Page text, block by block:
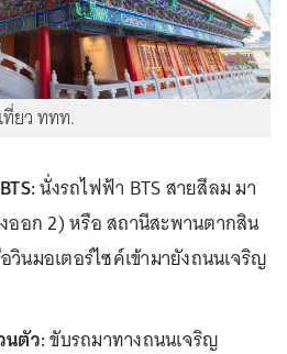
ยว ททท.
นั่งรถไฟฟ้า BTS สายสีลม มา
อก 2) หรือ สถานีสะพานตากสิน
นมอเตอร์ไซค์เข้ามายังถนนเจริญ
นตัว:ขับรถมาทางถนนเจริญ